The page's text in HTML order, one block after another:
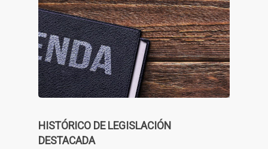
HISTÓRICO DE LEGISLACIÓN
DESTACADA